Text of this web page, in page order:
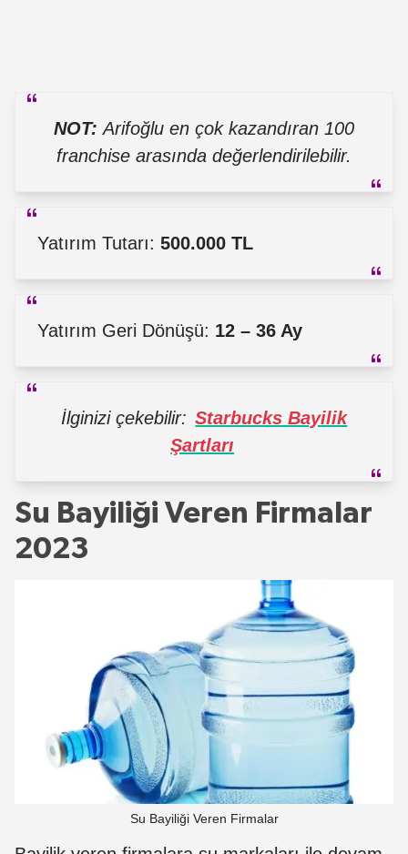
NOT:Arifoğlu en çok kazandıran 100
franchise arasında değerlendirilebilir.
Yatırım Tutarı: 500.000 TL
Yatırım Geri Dönüşü: 12 – 36 Ay
İlginizi çekebilir: Starbucks Bayilik
Şartları
Su Bayiliği Veren Firmalar
2023
Su Bayiliği Veren Firmalar